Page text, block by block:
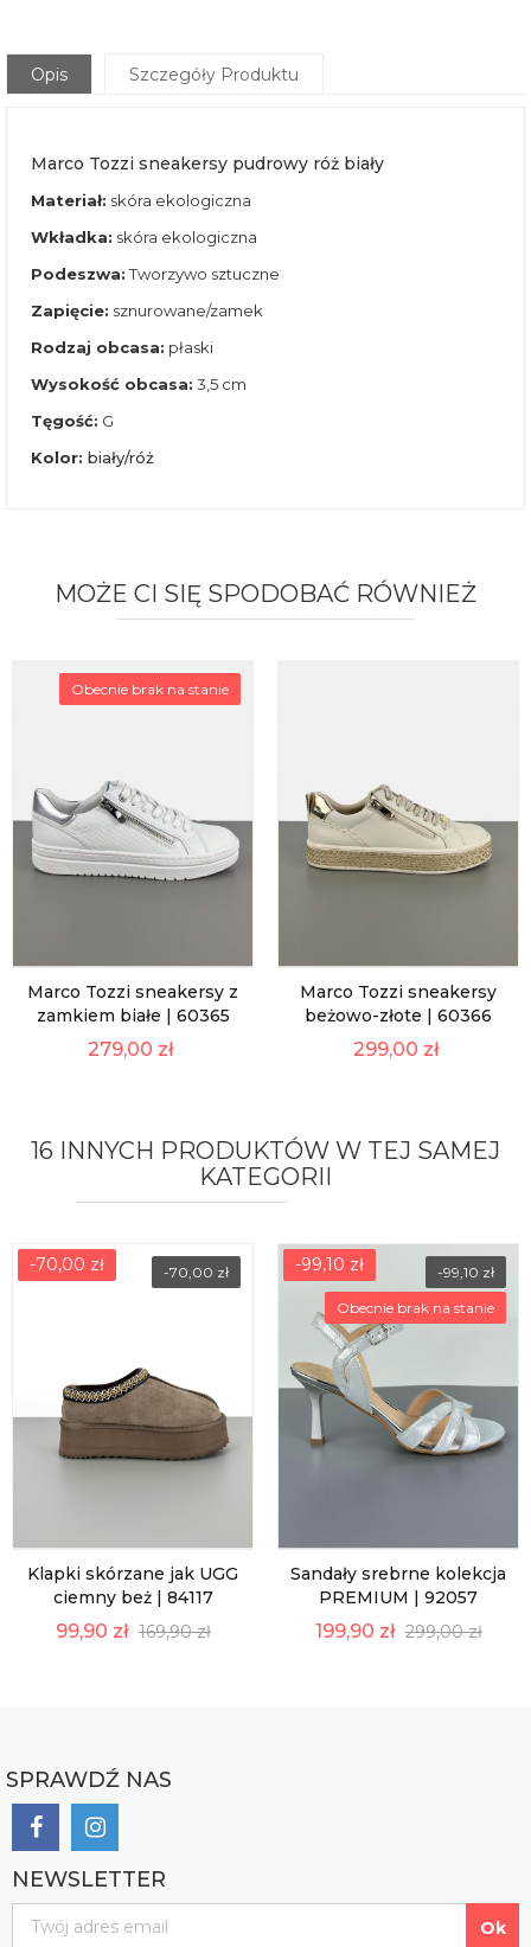
Opis Szczegóły Produktu
Marco Tozzi sneakersy pudrowy róż biały
Materiał: skóra ekologiczna
Wkładka: skóra ekologiczna
Podeszwa:Tworzywo sztuczne
Zapięcie: sznurowane/zamek
Rodzaj obcasa: płaski
Wysokość obcasa: 3,5 cm
Tęgość: G
Kolor: biały/róż
MOŻE CI SIĘ SPODOBAĆ RÓWNIEŻ
Obecnie brak na stanie
Marco Tozzi sneakersy z
zamkiem białe | 60365
279,00 zł
Marco Tozzi sneakersy
beżowo-złote | 60366
299,00 zł
16 INNYCH PRODUKTÓW W TEJ SAMEJ
KATEGORII
-70,00 zł
-70,00 zł
Klapki skórzane jak UGG
ciemny beż | 84117
99,90 zł 169,90 zł
-99,10 zł
Obecnie brak na stanie
-99,10 zł
Sandały srebrne kolekcja
PREMIUM | 92057
199,90 zł 299,00 zł
SPRAWDŹ NAS
NEWSLETTER